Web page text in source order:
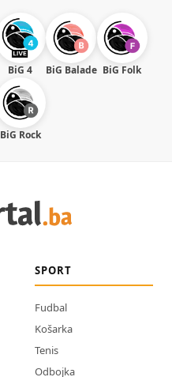
BiG 4 BiG Balade BiG Folk
BiG Rock
SPORT
Fudbal
Košarka
Tenis
Odbojka